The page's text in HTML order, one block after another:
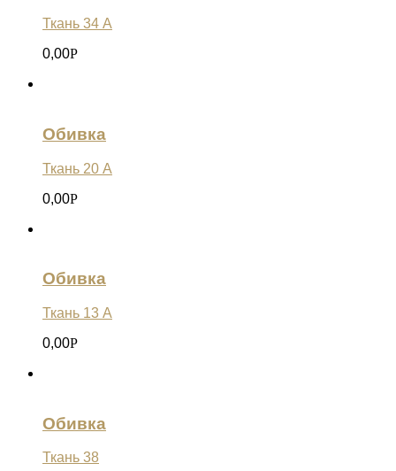
Ткань 34 А
0,00Р
Обивка
Ткань 20 А
0,00Р
Обивка
Ткань 13 А
0,00Р
Обивка
Ткань 38